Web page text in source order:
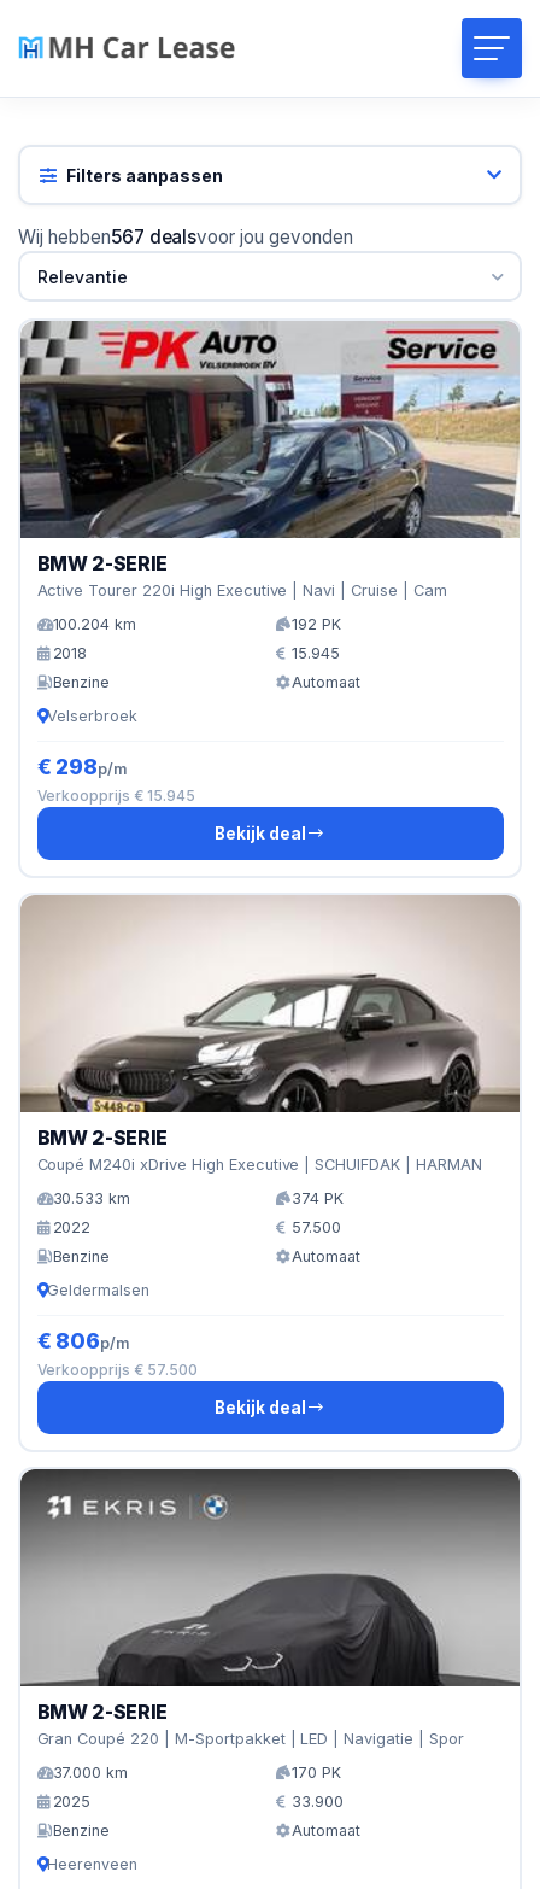
Filters aanpassen
Wij hebben567 dealsvoor jou gevonden
Relevantie
BMW 2-SERIE
Active Tourer 220i High Executive | Navi | Cruise | Cam
100.204 km
192 PK
2018
15.945
Benzine
Automaat
Velserbroek
€ 298p/m
Verkoopprijs € 15.945
Bekijk deal
BMW 2-SERIE
Coupé M240i xDrive High Executive | SCHUIFDAK | HARMAN
30.533 km
374 PK
2022
57.500
Benzine
Automaat
Geldermalsen
€ 806p/m
Verkoopprijs € 57.500
Bekijk deal
BMW 2-SERIE
Gran Coupé 220 | M-Sportpakket | LED | Navigatie | Spor
37.000 km
170 PK
2025
33.900
Benzine
Automaat
Heerenveen